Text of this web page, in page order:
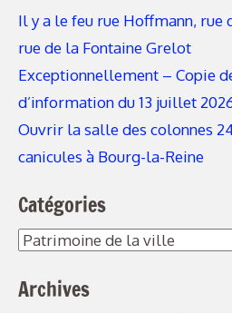
Il y a le feu rue Hoffmann, rue
rue de la Fontaine Grelot
Exceptionnellement – Copie
d’information du 13 juillet
Ouvrir la salle des colonnes
canicules à Bourg-la-Reine
Catégories
Catégories
Archives